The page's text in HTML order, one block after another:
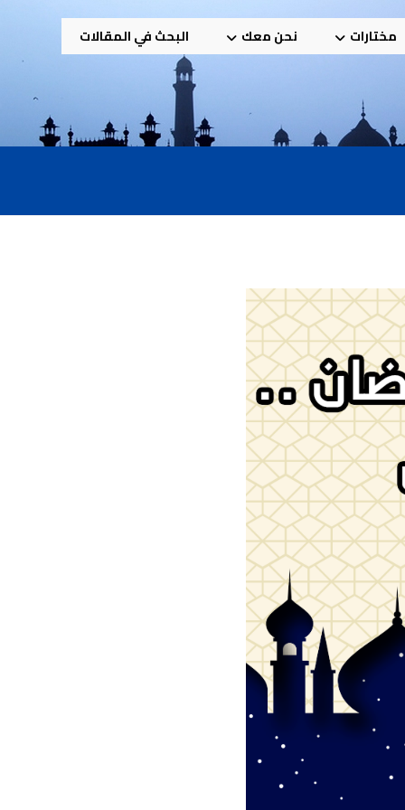
مختارات نحن معك البحث في المقالات